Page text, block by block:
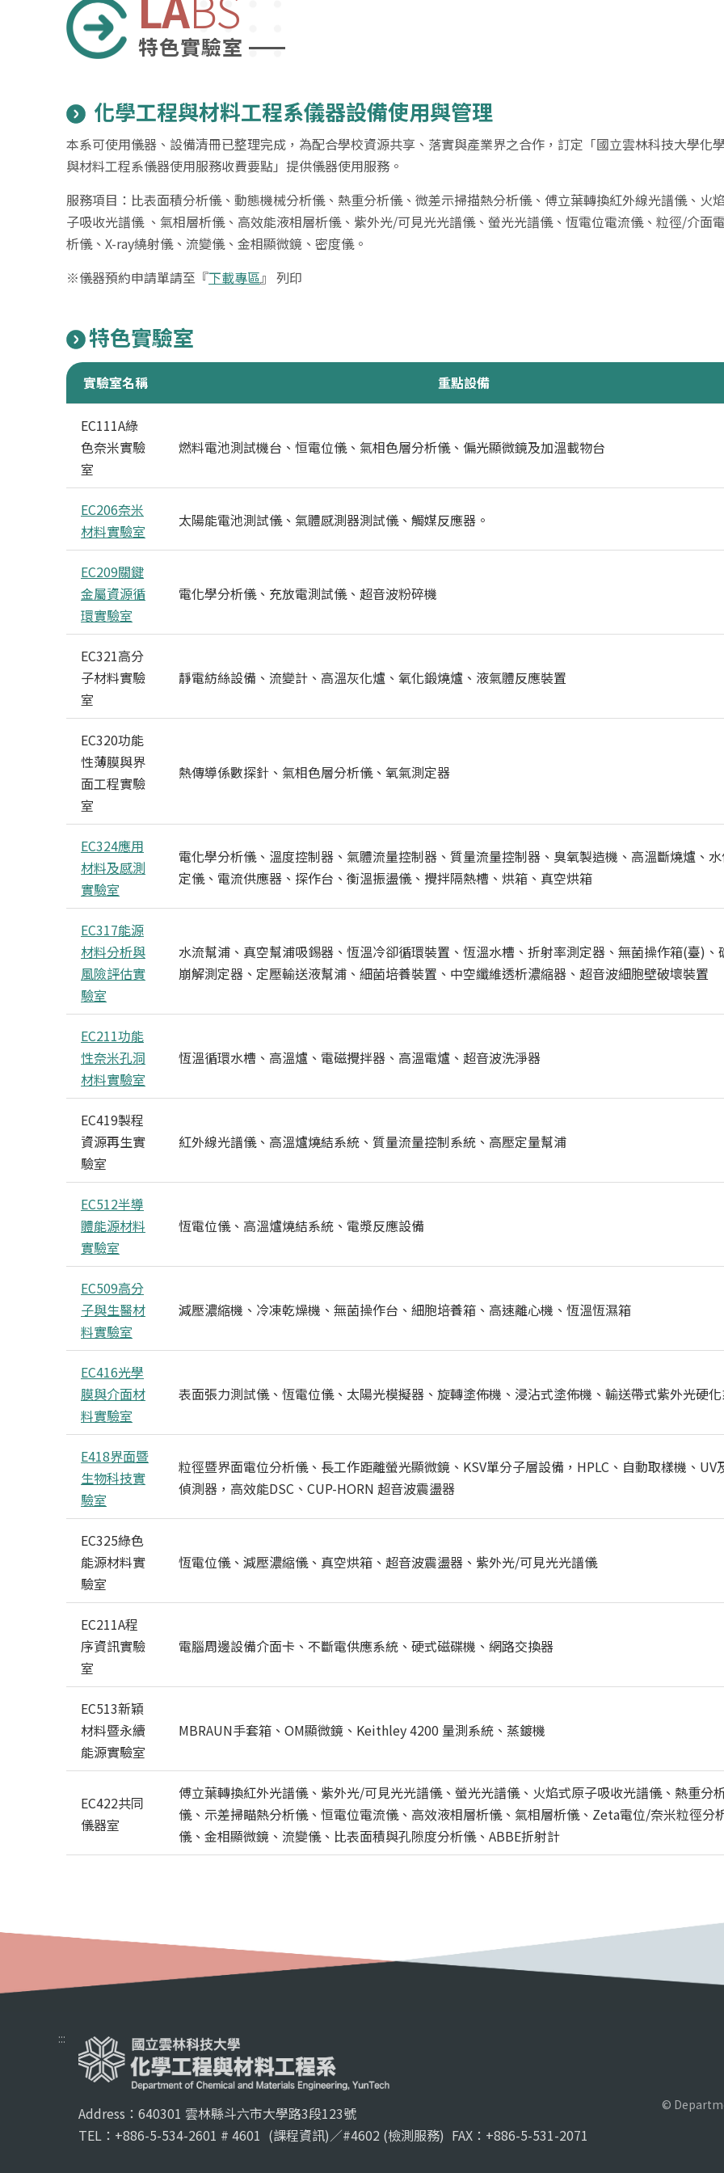
特色實驗室
化學工程與材料工程系儀器設備使用與管理
本系可使用儀器、設備清冊已整理完成，為配合學校資源共享、落實與產業界之合作，訂定「國立雲林科技大學化
與材料工程系儀器使用服務收費要點」提供儀器使用服務。
服務項目：比表面積分析儀、動態機械分析儀、熱重分析儀、微差示掃描熱分析儀、傅立葉轉換紅外線光譜儀、火
子吸收光譜儀 、氣相層析儀、高效能液相層析儀、紫外光/可見光光譜儀、螢光光譜儀、恆電位電流儀、粒徑/介面
析儀、X-ray繞射儀、流變儀、金相顯微鏡、密度儀。
※儀器預約申請單請至『下載專區』 列印
特色實驗室
實驗室名稱 重點設備
EC111A綠
色奈米實驗
室
燃料電池測試機台、恒電位儀、氣相色層分析儀、偏光顯微鏡及加溫載物台
EC206奈米
材料實驗室
太陽能電池測試儀、氣體感測器測試儀、觸媒反應器。
EC209關鍵
金屬資源循
環實驗室
電化學分析儀、充放電測試儀、超音波粉碎機
EC321高分
子材料實驗
室
靜電紡絲設備、流變計、高溫灰化爐、氧化鍛燒爐、液氣體反應裝置
EC320功能
性薄膜與界
面工程實驗
室
熱傳導係數探針、氣相色層分析儀、氧氣測定器
EC324應用
材料及感測
實驗室
電化學分析儀、溫度控制器、氣體流量控制器、質量流量控制器、臭氧製造機、高溫斷燒爐、
定儀、電流供應器、探作台、衡溫振盪儀、攪拌隔熱槽、烘箱、真空烘箱
EC317能源
材料分析與
風險評估實
驗室
水流幫浦、真空幫浦吸錫器、恆溫冷卻循環裝置、恆溫水槽、折射率測定器、無菌操作箱(臺)、
崩解測定器、定壓輸送液幫浦、細菌培養裝置、中空纖維透析濃縮器、超音波細胞壁破壞裝置
EC211功能
性奈米孔洞
材料實驗室
恆溫循環水槽、高溫爐、電磁攪拌器、高溫電爐、超音波洗淨器
EC419製程
資源再生實
驗室
紅外線光譜儀、高溫爐燒結系統、質量流量控制系統、高壓定量幫浦
EC512半導
體能源材料
實驗室
恆電位儀、高溫爐燒結系統、電漿反應設備
EC509高分
子與生醫材
料實驗室
減壓濃縮機、冷凍乾燥機、無菌操作台、細胞培養箱、高速離心機、恆溫恆濕箱
EC416光學
膜與介面材
料實驗室
表面張力測試儀、恆電位儀、太陽光模擬器、旋轉塗佈機、浸沾式塗佈機、輸送帶式紫外光硬
E418界面暨
生物科技實
驗室
粒徑暨界面電位分析儀、長工作距離螢光顯微鏡、KSV單分子層設備，HPLC、自動取樣機、UV
偵測器，高效能DSC、CUP-HORN 超音波震盪器
EC325綠色
能源材料實
驗室
恆電位儀、減壓濃縮儀、真空烘箱、超音波震盪器、紫外光/可見光光譜儀
EC211A程
序資訊實驗
室
電腦周邊設備介面卡、不斷電供應系統、硬式磁碟機、網路交換器
EC513新穎
材料暨永續
能源實驗室
MBRAUN手套箱、OM顯微鏡、Keithley 4200 量測系統、蒸鍍機
EC422共同
儀器室
傅立葉轉換紅外光譜儀、紫外光/可見光光譜儀、螢光光譜儀、火焰式原子吸收光譜儀、熱重分
儀、示差掃瞄熱分析儀、恒電位電流儀、高效液相層析儀、氣相層析儀、Zeta電位/奈米粒徑分
儀、金相顯微鏡、流變儀、比表面積與孔隙度分析儀、ABBE折射計
:::
Address：640301 雲林縣斗六市大學路3段123號
TEL：+886-5-534-2601 # 4601 (課程資訊)／#4602 (檢測服務) FAX：+886-5-531-2071
©